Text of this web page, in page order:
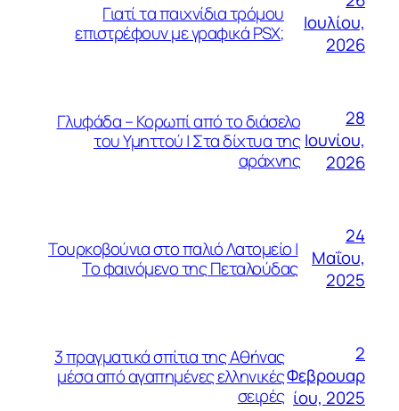
Γιατί τα παιχνίδια τρόμου
επιστρέφουν με γραφικά PSX;
Ιουλίου,
2026
Γλυφάδα – Κορωπί από το διάσελο
του Υμηττού | Στα δίχτυα της
αράχνης
28
Ιουνίου,
2026
Τουρκοβούνια στο παλιό Λατομείο |
Το φαινόμενο της Πεταλούδας
24
Μαΐου,
2025
3 πραγματικά σπίτια της Αθήνας
μέσα από αγαπημένες ελληνικές
σειρές
2
Φεβρουαρ
ίου, 2025